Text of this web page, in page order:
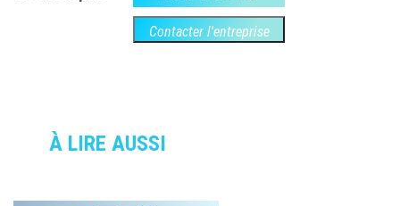
Contacter l'entreprise
À LIRE AUSSI